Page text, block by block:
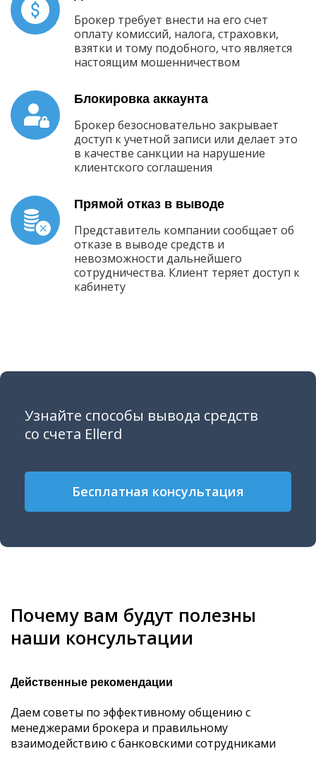
Брокер требует внести на его счет
оплату комиссий, налога, страховки,
взятки и тому подобного, что является
настоящим мошенничеством
Блокировка аккаунта
Брокер безосновательно закрывает
доступ к учетной записи или делает это
в качестве санкции на нарушение
клиентского соглашения
Прямой отказ в выводе
Представитель компании сообщает об
отказе в выводе средств и
невозможности дальнейшего
сотрудничества. Клиент теряет доступ к
кабинету
Узнайте способы вывода средств
со счета Ellerd
Бесплатная консультация
Почему вам будут полезны
наши консультации
Действенные рекомендации
Даем советы по эффективному общению с
менеджерами брокера и правильному
взаимодействию с банковскими сотрудниками